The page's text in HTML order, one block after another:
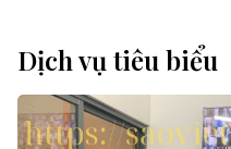
Dịch vụ tiêu biểu